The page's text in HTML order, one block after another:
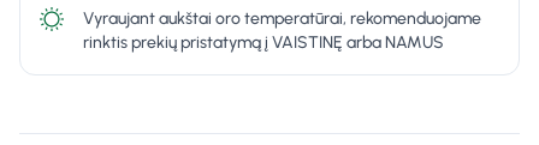
Vyraujant aukštai oro temperatūrai, rekomenduojame
rinktis prekių pristatymą į VAISTINĘ arba NAMUS